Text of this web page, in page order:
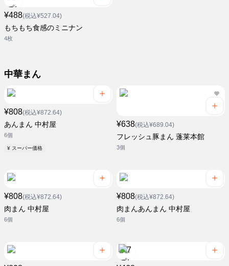
¥488(税込¥527.04)
もちもち食感のミニナン
4枚
中華まん
¥808(税込¥872.64)
あんまん 中村屋
6個
¥ スーパー価格
¥638(税込¥689.04)
フレッシュ豚まん 蓬莱本館
3個
¥808(税込¥872.64)
肉まん 中村屋
6個
¥808(税込¥872.64)
肉まんあんまん 中村屋
6個